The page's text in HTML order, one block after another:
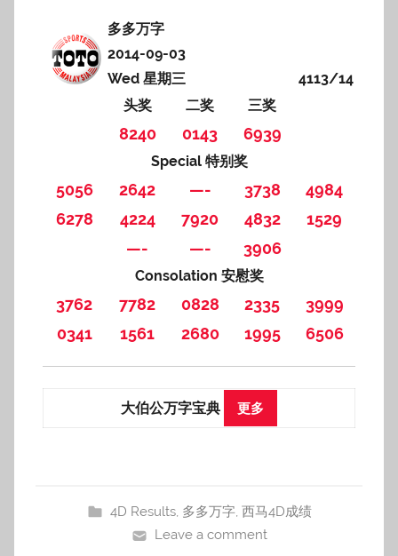
多多万字
2014-09-03
Wed 星期三
4113/14
头奖
二奖 三奖
8240 0143 6939
Special 特别奖
5056 2642 —- 3738
4984
6278
4224 7920 4832
1529
—-
—- 3906
Consolation 安慰奖
3762 7782 0828 2335
3999
0341
1561 2680 1995 6506
大伯公万字宝典 更多
4D Results, 多多万字,西马4D成绩
Leave a comment